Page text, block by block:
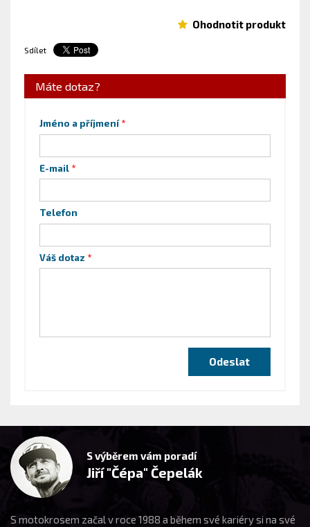
Ohodnotit produkt
Sdílet
Máte dotaz?
Jméno a příjmení
E-mail
Telefon
Váš dotaz
S výběrem vám poradí
Jiří "Čépa" Čepelák
S motokrosem začal v roce 1988 a během své kariéry si na své